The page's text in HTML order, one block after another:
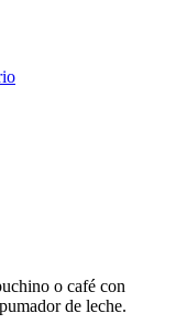
o café con
de leche.